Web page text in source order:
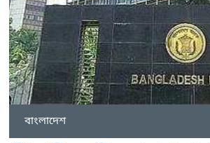
বাংলাদেশ